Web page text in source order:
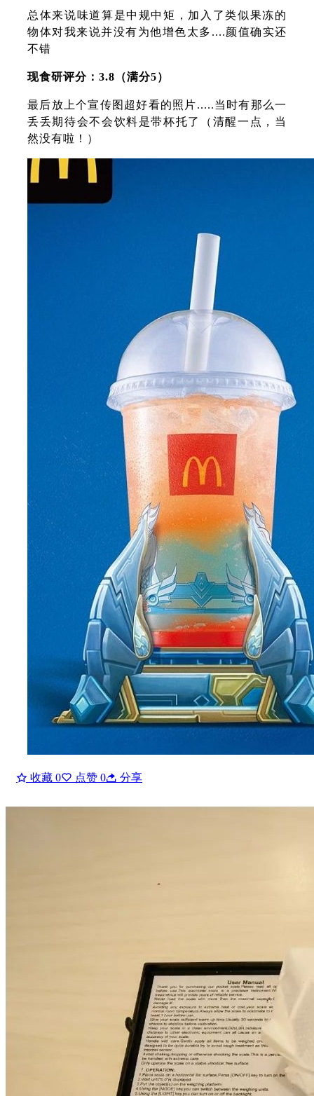
总体来说味道算是中规中矩，加入了类似果冻的
物体对我来说并没有为他增色太多....颜值确实还
不错
现食研评分：3.8（满分5）
最后放上个宣传图超好看的照片.....当时有那么一
丢丢期待会不会饮料是带杯托了（清醒一点，当
然没有啦！）
收藏 0 点赞 0 分享